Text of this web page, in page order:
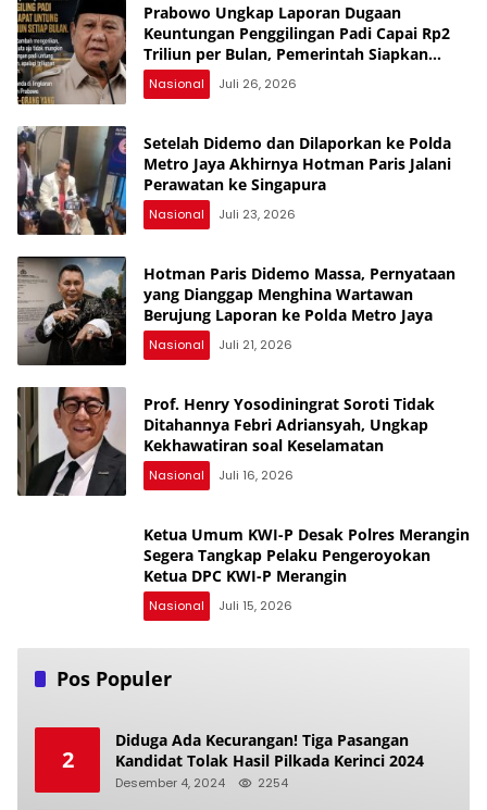
Prabowo Ungkap Laporan Dugaan
Keuntungan Penggilingan Padi Capai Rp2
Triliun per Bulan, Pemerintah Siapkan
Penertiban
Nasional Juli 26, 2026
Setelah Didemo dan Dilaporkan ke Polda
Metro Jaya Akhirnya Hotman Paris Jalani
Perawatan ke Singapura
Nasional Juli 23, 2026
Hotman Paris Didemo Massa, Pernyataan
yang Dianggap Menghina Wartawan
Berujung Laporan ke Polda Metro Jaya
Nasional Juli 21, 2026
Prof. Henry Yosodiningrat Soroti Tidak
Ditahannya Febri Adriansyah, Ungkap
Kekhawatiran soal Keselamatan
Nasional Juli 16, 2026
Ketua Umum KWI-P Desak Polres Merangin
Segera Tangkap Pelaku Pengeroyokan
Ketua DPC KWI-P Merangin
Nasional Juli 15, 2026
Pos Populer
2
Diduga Ada Kecurangan! Tiga Pasangan
Kandidat Tolak Hasil Pilkada Kerinci 2024
Desember 4, 2024 2254